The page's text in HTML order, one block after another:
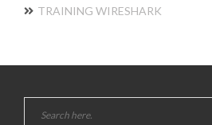
TRAINING WIRESHARK